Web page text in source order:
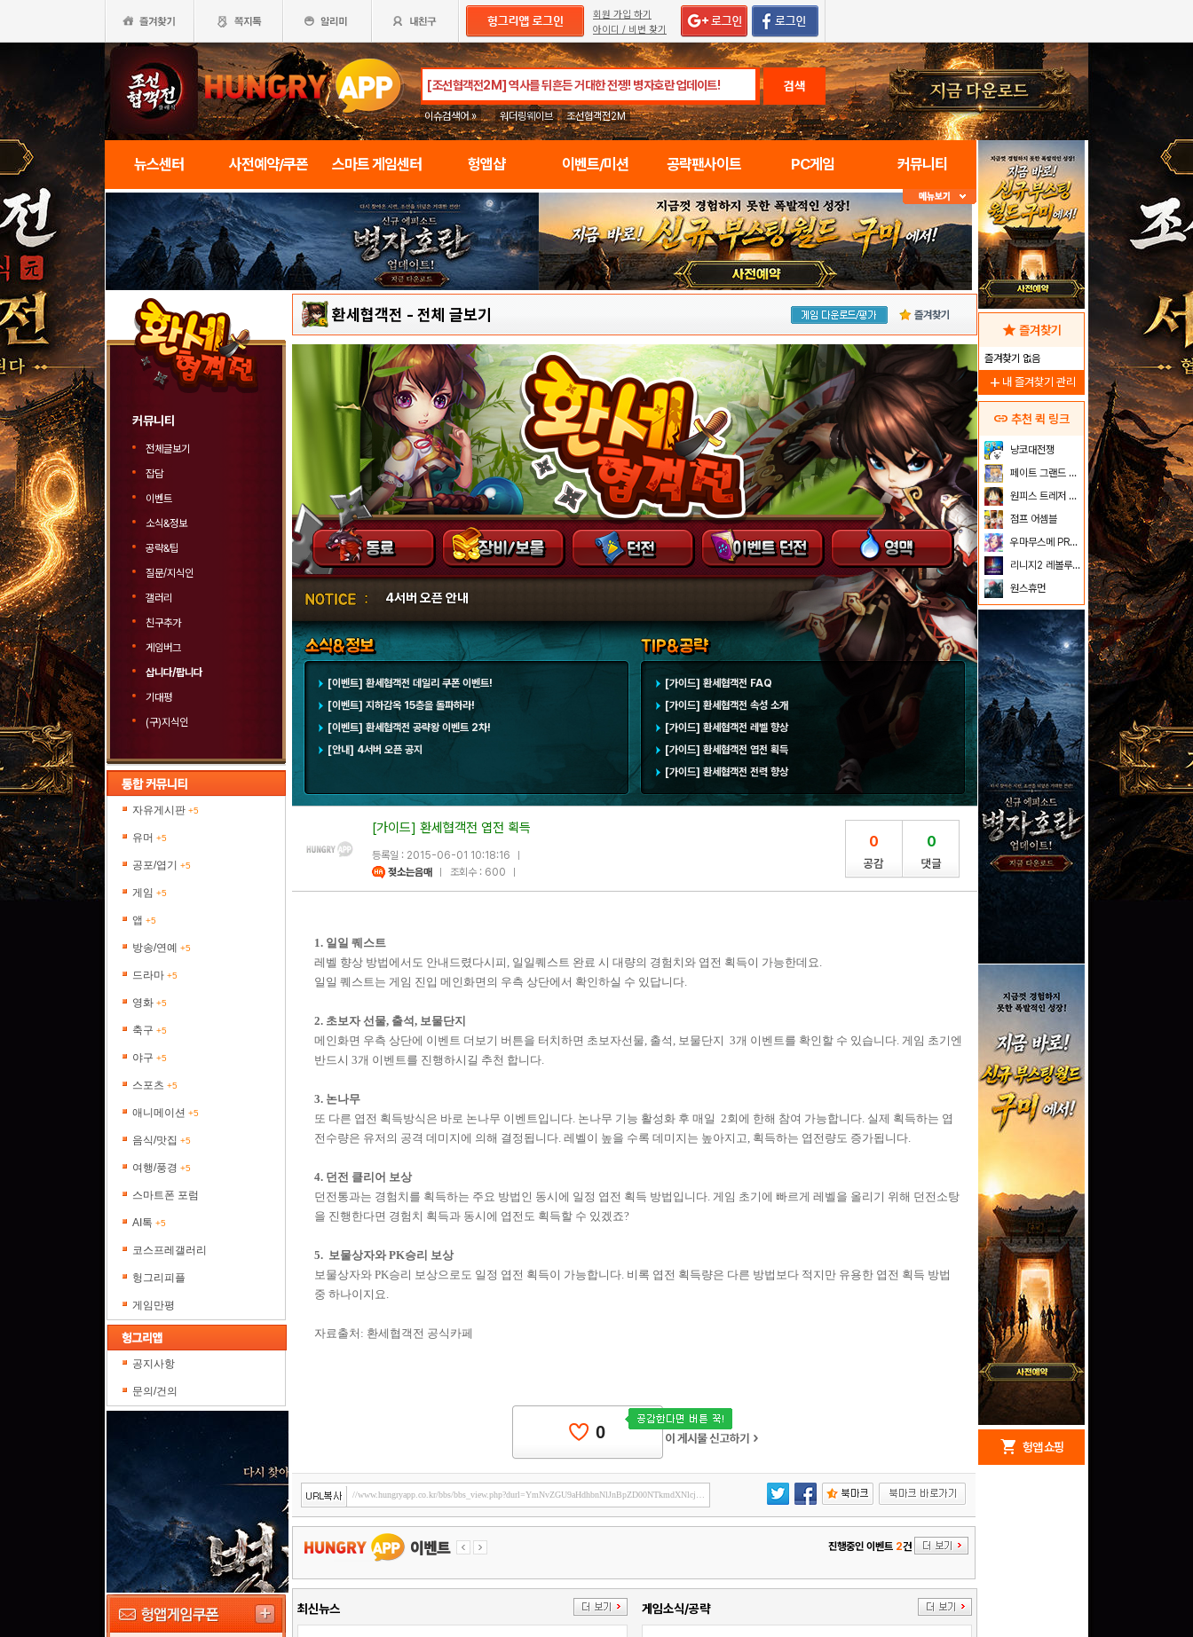
회원 가입 하기
아이디 / 비번 찾기
검색
이슈검색어 » 워더링웨이브 조선협객전2M
뉴스센터 사전예약/쿠폰 스마트 게임센터 헝앱샵 이벤트/미션 공략팬사이트 PC게임 커뮤니티
커뮤니티
전체글보기
잡담
이벤트
소식&정보
공략&팁
질문/지식인
갤러리
친구추가
게임버그
삽니다/팝니다
기대평
(구)지식인
자유게시판 +5
유머 +5
공포/엽기 +5
게임 +5
앱 +5
방송/연예 +5
드라마 +5
영화 +5
축구 +5
야구 +5
스포츠 +5
애니메이션 +5
음식/맛집 +5
여행/풍경 +5
스마트폰 포럼
AI톡 +5
코스프레갤러리
헝그리피플
게임만평
공지사항
문의/건의
환세협객전 - 전체 글보기 즐겨찾기
4서버 오픈 안내
[이벤트] 환세협객전 데일리 쿠폰 이벤트!
[이벤트] 지하감옥 15층을 돌파하라!
[이벤트] 환세협객전 공략왕 이벤트 2차!
[안내] 4서버 오픈 공지
[가이드] 환세협객전 FAQ
[가이드] 환세협객전 속성 소개
[가이드] 환세협객전 레벨 향상
[가이드] 환세협객전 엽전 획득
[가이드] 환세협객전 전력 향상
[가이드] 환세협객전 엽전 획득
0 0
등록일 : 2015-06-01 10:18:16
젖소는음매
조회수 : 600
1. 일일 퀘스트
레벨 향상 방법에서도 안내드렸다시피, 일일퀘스트 완료 시 대량의 경험치와 엽전 획득이 가능한데요.
일일 퀘스트는 게임 진입 메인화면의 우측 상단에서 확인하실 수 있답니다.
2. 초보자 선물, 출석, 보물단지
메인화면 우측 상단에 이벤트 더보기 버튼을 터치하면 초보자선물, 출석, 보물단지 3개 이벤트를 확인할 수 있습니다. 게임 초기엔
반드시 3개 이벤트를 진행하시길 추천 합니다.
3. 논나무
또 다른 엽전 획득방식은 바로 논나무 이벤트입니다. 논나무 기능 활성화 후 매일 2회에 한해 참여 가능합니다. 실제 획득하는 엽
전수량은 유저의 공격 데미지에 의해 결정됩니다. 레벨이 높을 수록 데미지는 높아지고, 획득하는 엽전량도 증가됩니다.
4. 던전 클리어 보상
던전통과는 경험치를 획득하는 주요 방법인 동시에 일정 엽전 획득 방법입니다. 게임 초기에 빠르게 레벨을 올리기 위해 던전소탕
을 진행한다면 경험치 획득과 동시에 엽전도 획득할 수 있겠죠?
5. 보물상자와 PK승리 보상
보물상자와 PK승리 보상으로도 일정 엽전 획득이 가능합니다. 비록 엽전 획득량은 다른 방법보다 적지만 유용한 엽전 획득 방법
중 하나이지요.
자료출처: 환세협객전 공식카페
0
진행중인 이벤트 2건
최신뉴스 게임소식/공략
star 즐겨찾기
즐겨찾기 없음
add 내 즐겨찾기 관리
link 추천 퀵 링크
냥코대전쟁
페이트 그랜드 오더
원피스 트레저 크루즈
점프 어셈블
우마무스메 PRETTY DERBY
리니지2 레볼루션
원스휴먼
redeem 헝앱 경품